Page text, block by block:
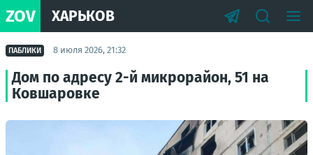
ZOV ХАРЬКОВ
ПАБЛИКИ 8 июля 2026, 21:32
Дом по адресу 2-й микрорайон, 51 на
Ковшаровке